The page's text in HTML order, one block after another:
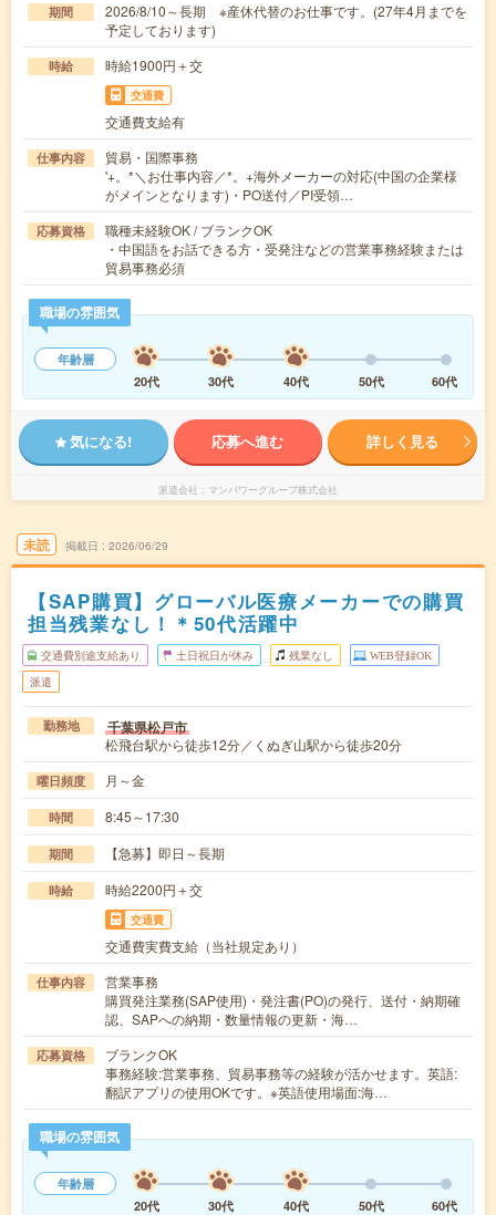
期間
2026/8/10～長期 ※産休代替のお仕事です。(27年4月までを
予定しております)
時給 時給1900円＋交
交通費
交通費支給有
仕事内容
貿易・国際事務
'+。*＼お仕事内容／*。+海外メーカーの対応(中国の企業様
がメインとなります)・PO送付／PI受領…
応募資格
職種未経験OK / ブランクOK
・中国語をお話できる方・受発注などの営業事務経験または
貿易事務必須
職場の雰囲気
年齢層
20代
30代 40代 50代 60代
気になる! 応募へ進む 詳しく見る
派遣会社 マンパワーグループ株式会社
未読 掲載日 2026/06/29
【SAP購買】グローバル医療メーカーでの購買
担当残業なし！＊50代活躍中
交通費別途支給あり 土日祝日が休み 残業なし WEB登録OK
派遣
勤務地 千葉県松戸市
松飛台駅から徒歩12分／くぬぎ山駅から徒歩20分
曜日頻度 月～金
時間 8:45～17:30
期間 【急募】即日～長期
時給 時給2200円＋交
交通費
交通費実費支給（当社規定あり）
仕事内容
営業事務
購買発注業務(SAP使用)・発注書(PO)の発行、送付・納期確
認、SAPへの納期・数量情報の更新・海…
応募資格
ブランクOK
事務経験:営業事務、貿易事務等の経験が活かせます。英語:
翻訳アプリの使用OKです。※英語使用場面:海…
職場の雰囲気
年齢層
20代
30代 40代 50代 60代